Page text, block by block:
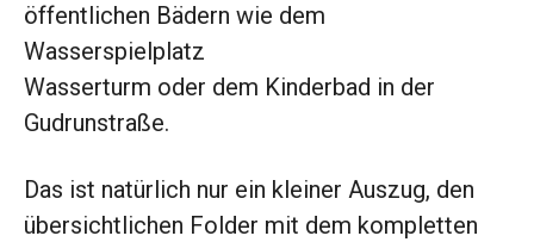
öffentlichen Bädern wie dem
Wasserspielplatz
Wasserturm oder dem Kinderbad in der
Gudrunstraße.
Das ist natürlich nur ein kleiner Auszug, den
übersichtlichen Folder mit dem kompletten